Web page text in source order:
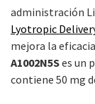
administración
Lyotropic
mejora la
A1002N5Ses un
contiene 50 mg